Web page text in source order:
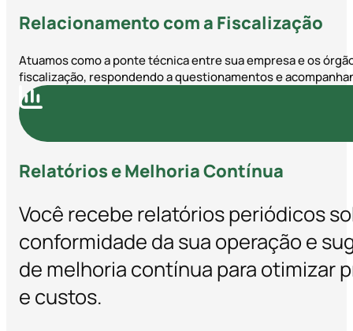
Relacionamento com a Fiscalização
Atuamos como a ponte técnica entre sua empresa e os
fiscalização, respondendo a questionamentos e
Relatórios e Melhoria Contínua
Você recebe relatórios periódicos
conformidade da sua operação e
de melhoria contínua para otimizar
e custos.